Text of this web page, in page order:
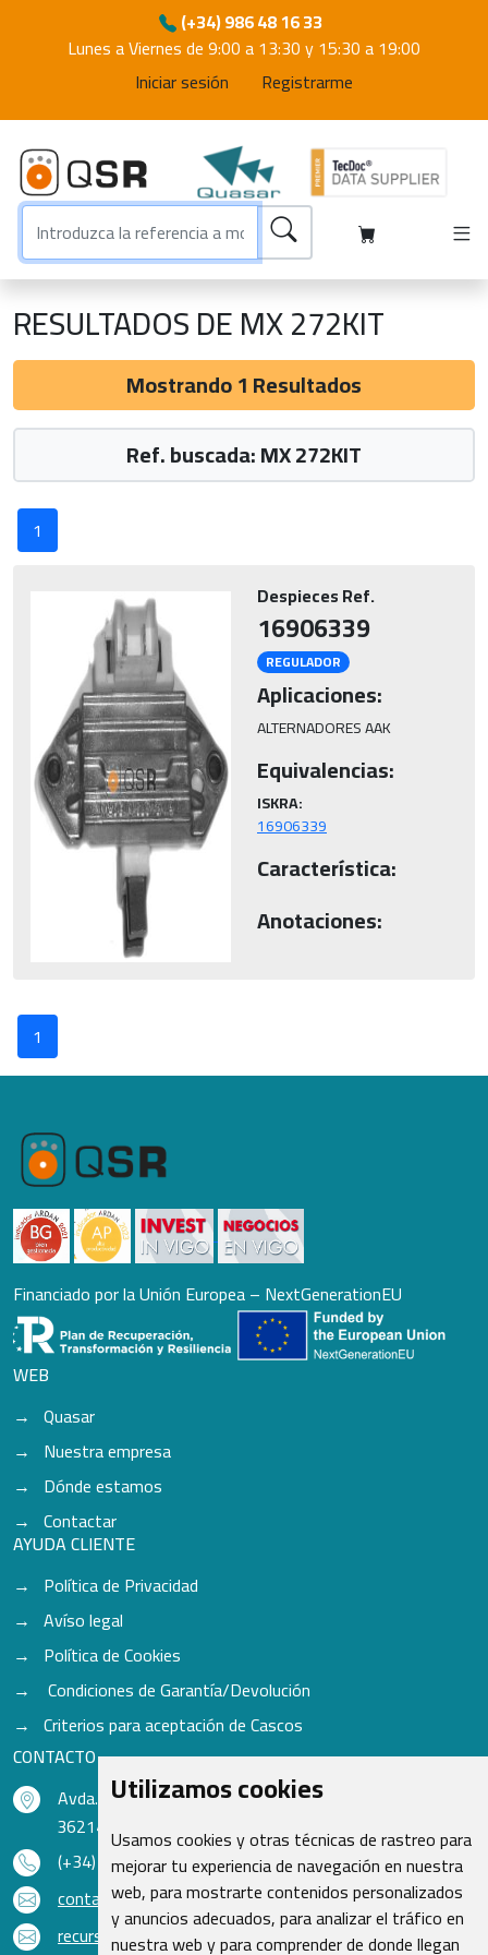
Utilizamos cookies
Usamos cookies y otras técnicas de rastreo para
mejorar tu experiencia de navegación en nuestra
web, para mostrarte contenidos personalizados
y anuncios adecuados, para analizar el tráfico en
nuestra web y para comprender de donde llegan
(+34) 986 48 16 33
Lunes a Viernes de 9:00 a 13:30 y 15:30 a 19:00
Iniciar sesión
Registrarme
RESULTADOS DE MX 272KIT
Mostrando 1 Resultados
Ref. buscada: MX 272KIT
1
Despieces Ref.
16906339
REGULADOR
Aplicaciones:
ALTERNADORES AAK
Equivalencias:
ISKRA:
16906339
Característica:
Anotaciones:
1
Financiado por la Unión Europea – NextGenerationEU
WEB
Quasar
Nuestra empresa
Dónde estamos
Contactar
AYUDA CLIENTE
Política de Privacidad
Avíso legal
Política de Cookies
Condiciones de Garantía/Devolución
Criterios para aceptación de Cascos
CONTACTO
Avda. do Freixo - Sardoma, 13
36214 Vigo - Pontevedra - España
(+34) 986 48 16 33
contacto@qsr.es
recursoshumanos@qsr.es